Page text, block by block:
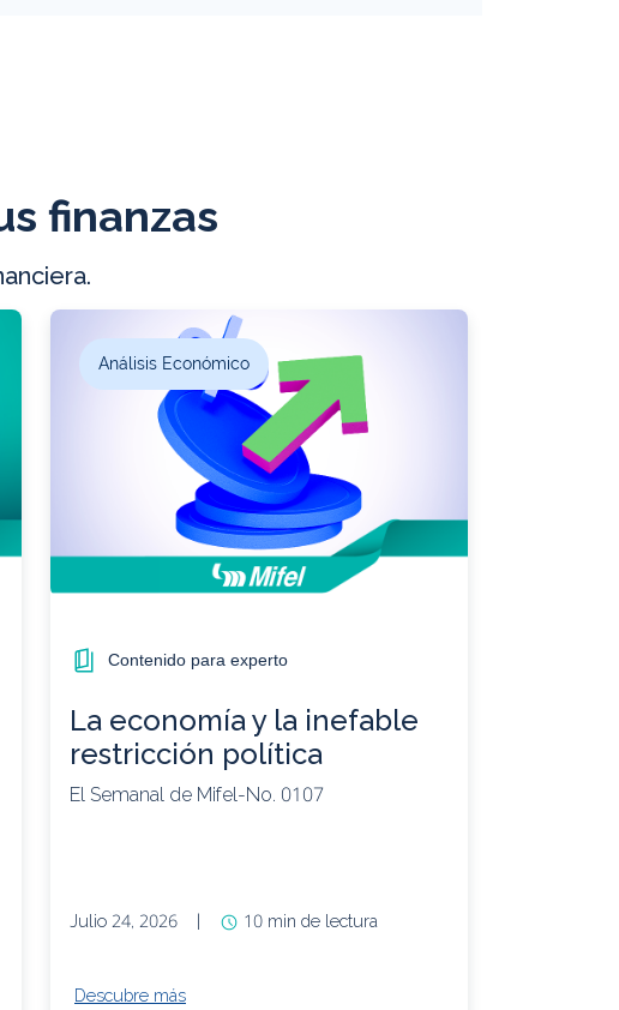
finanzas
Análisis Económico
Contenido para experto
La economía y la inefable
restricción política
El Semanal de Mifel-No. 0107
Julio 24, 2026 | 10 min de lectura
Descubre más